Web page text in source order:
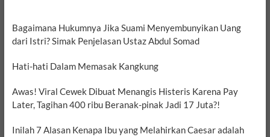
Bagaimana Hukumnya Jika Suami Menyembunyikan Uang
dari Istri? Simak Penjelasan Ustaz Abdul Somad
Hati-hati Dalam Memasak Kangkung
Awas! Viral Cewek Dibuat Menangis Histeris Karena Pay
Later, Tagihan 400 ribu Beranak-pinak Jadi 17 Juta?!
Inilah 7 Alasan Kenapa Ibu yang Melahirkan Caesar adalah